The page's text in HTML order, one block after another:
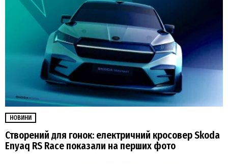
НОВИНИ
Створений для гонок: електричний кросовер Skoda
Enyaq RS Race показали на перших фото